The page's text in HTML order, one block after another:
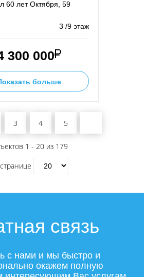
60 лет Октября, 59
3 /9 этаж
300 000
больше
3 4 5
1 - 20 из 179
связь
с нами и мы быстро и
окажем полную